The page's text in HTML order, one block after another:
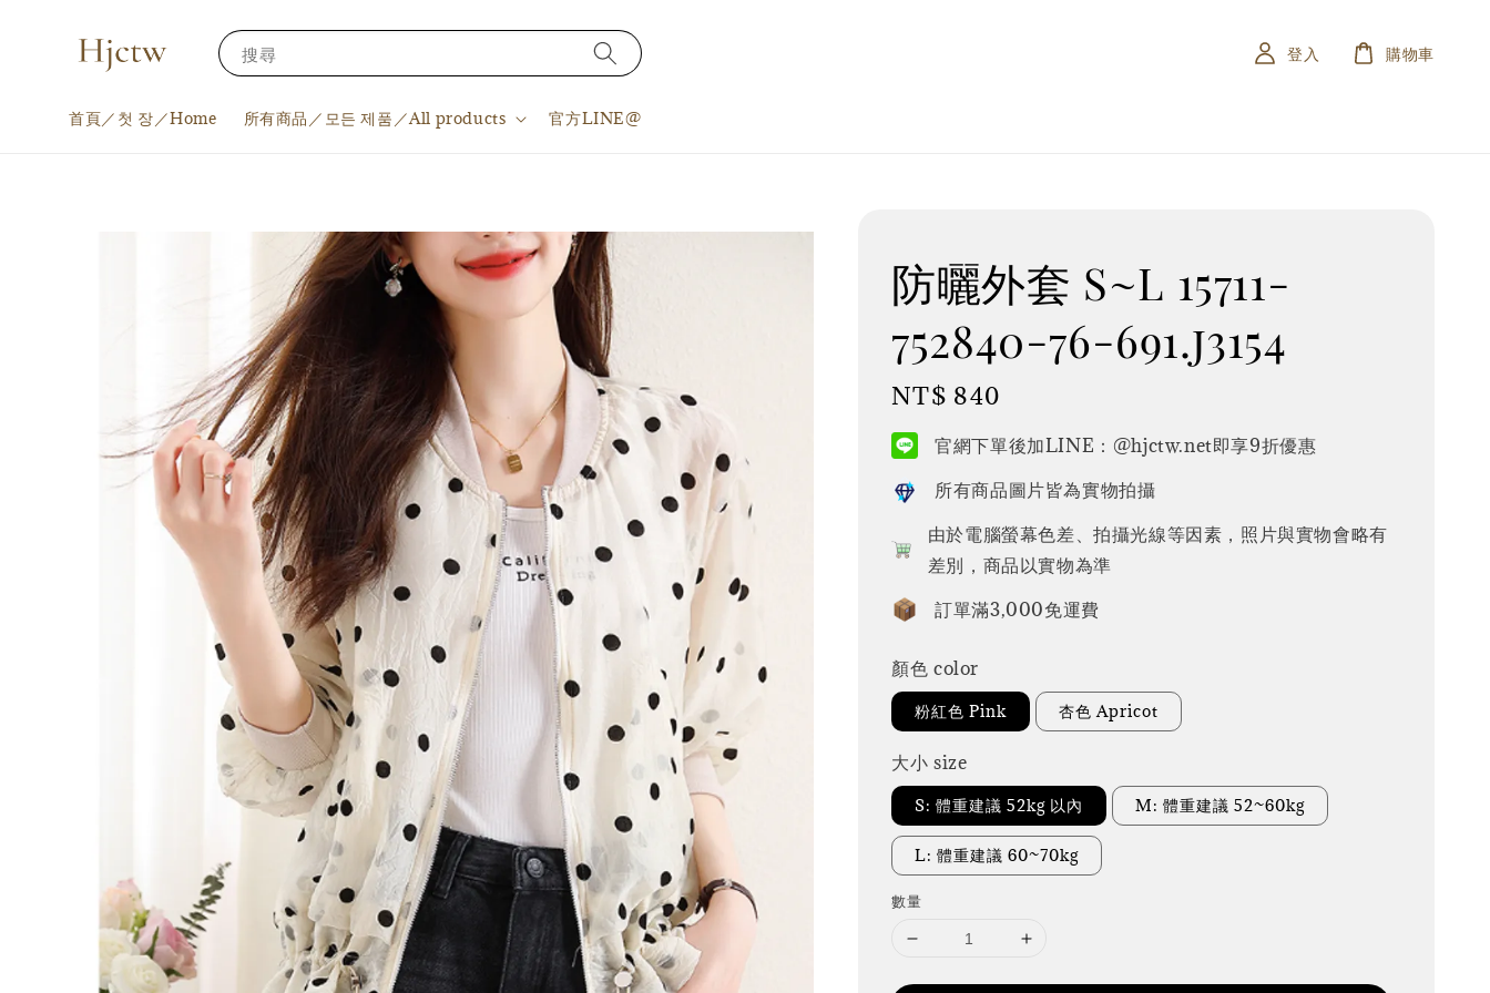
搜尋
首頁／첫 장／Home 所有商品／모든 제품／All products 官方LINE@
登入 購物車
防曬外套 S~L 15711-
752840-76-691.j3154
Regular
price
NT$ 840
官網下單後加LINE：@hjctw.net即享9折優惠
所有商品圖片皆為實物拍攝
由於電腦螢幕色差、拍攝光線等因素，照片與實物會略有
差別，商品以實物為準
訂單滿3,000免運費
顏色 color
粉紅色 Pink 杏色 Apricot
大小 size
S: 體重建議 52kg 以內 M: 體重建議 52~60kg
L: 體重建議 60~70kg
數量